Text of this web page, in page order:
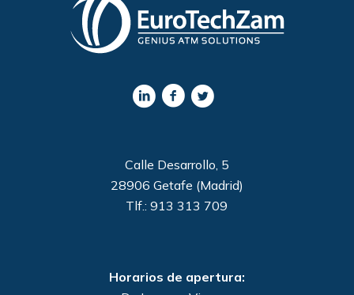
Calle Desarrollo, 5
28906 Getafe (Madrid)
Tlf.: 913 313 709
Horarios de apertura: